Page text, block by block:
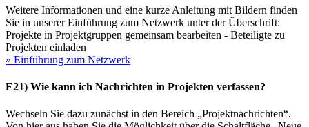
Weitere Informationen und eine kurze Anleitung mit Bildern finden
Sie in unserer Einführung zum Netzwerk unter der Überschrift:
Projekte in Projektgruppen gemeinsam bearbeiten - Beteiligte zu
Projekten einladen
» Einführung zum Netzwerk
E21) Wie kann ich Nachrichten in Projekten verfassen?
Wechseln Sie dazu zunächst in den Bereich „Projektnachrichten“.